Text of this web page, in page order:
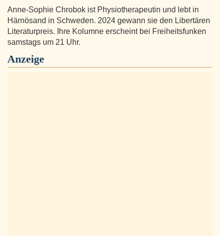
Anne-Sophie Chrobok ist Physiotherapeutin und lebt in
Härnösand in Schweden. 2024 gewann sie den Libertären
Literaturpreis. Ihre Kolumne erscheint bei Freiheitsfunken
samstags um 21 Uhr.
Anzeige